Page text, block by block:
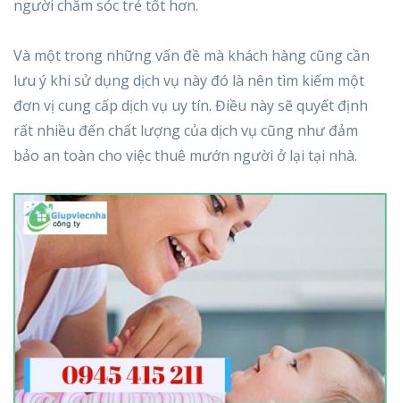
người chăm sóc trẻ tốt hơn.
Và một trong những vấn đề mà khách hàng cũng cần
lưu ý khi sử dụng dịch vụ này đó là nên tìm kiếm một
đơn vị cung cấp dịch vụ uy tín. Điều này sẽ quyết định
rất nhiều đến chất lượng của dịch vụ cũng như đảm
bảo an toàn cho việc thuê mướn người ở lại tại nhà.